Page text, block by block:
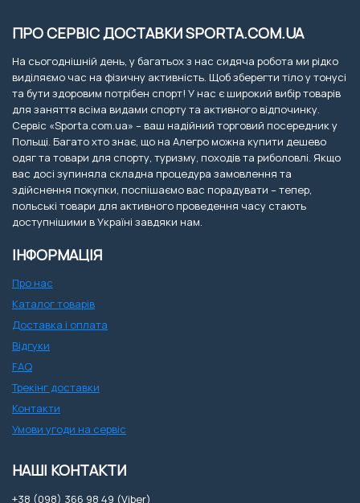
ПРО СЕРВІС ДОСТАВКИ SPORTA.COM.UA
На сьогоднішній день, у багатьох з нас сидяча робота ми рідко
виділяємо час на фізичну активність. Щоб зберегти тіло у тонусі
та бути здоровим потрібен спорт! У нас є широкий вибір товарів
для заняття всіма видами спорту та активного відпочинку.
Сервіс «Sporta.com.ua» – ваш надійний торговий посередник у
Польщі. Багато хто знає, що на Алегро можна купити дешево
одяг та товари для спорту, туризму, походів та риболовлі. Якщо
вас досі зупиняла складна процедура замовлення та
здійснення покупки, поспішаємо вас порадувати – тепер,
польські товари для активного проведення часу стають
доступнішими в Україні завдяки нам.
ІНФОРМАЦІЯ
Про нас
Каталог товарів
Доставка і оплата
Відгуки
FAQ
Трекінг доставки
Контакти
Умови угоди на сервіс
НАШІ КОНТАКТИ
+38 (098) 366 98 49 (Viber)